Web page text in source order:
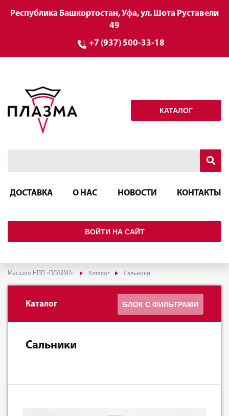
Республика Башкортостан, Уфа, ул. Шота Руставели
49
+7 (937) 500-33-18
КАТАЛОГ
ДОСТАВКА О НАС НОВОСТИ КОНТАКТЫ
ВОЙТИ НА САЙТ
Магазин НПП «ПЛАЗМА» Каталог Сальники
Каталог БЛОК С ФИЛЬТРАМИ
Сальники